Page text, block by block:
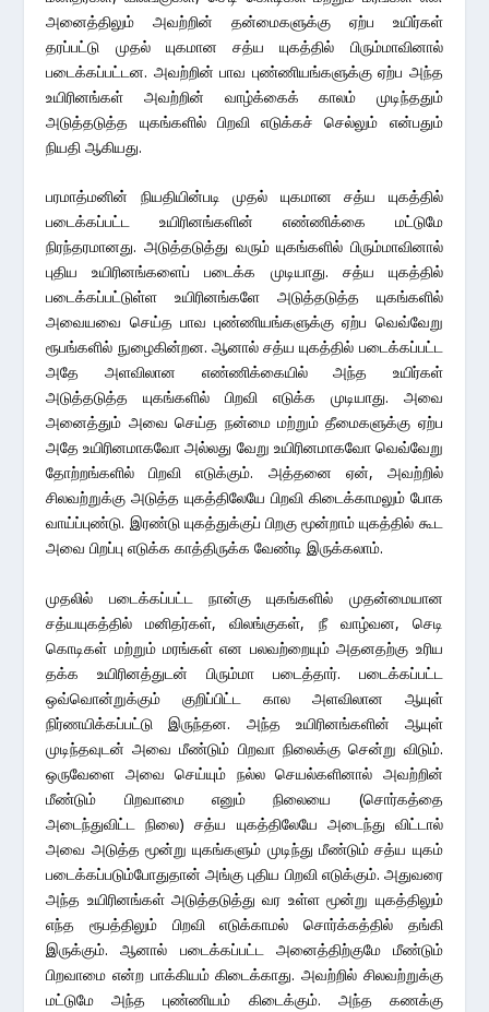
அனைத்திலும் அவற்றின் தன்மைகளுக்கு ஏற்ப உயிர்கள்
தரப்பட்டு முதல் யுகமான சத்ய யுகத்தில் பிரும்மாவினால்
படைக்கப்பட்டன. அவற்றின் பாவ புண்ணியங்களுக்கு ஏற்ப அந்த
உயிரினங்கள் அவற்றின் வாழ்க்கைக் காலம் முடிந்ததும்
அடுத்தடுத்த யுகங்களில் பிறவி எடுக்கச் செல்லும் என்பதும்
நியதி ஆகியது.
பரமாத்மனின் நியதியின்படி முதல் யுகமான சத்ய யுகத்தில்
படைக்கப்பட்ட உயிரினங்களின் எண்ணிக்கை மட்டுமே
நிரந்தரமானது. அடுத்தடுத்து வரும் யுகங்களில் பிரும்மாவினால்
புதிய உயிரினங்களைப் படைக்க முடியாது. சத்ய யுகத்தில்
படைக்கப்பட்டுள்ள உயிரினங்களே அடுத்தடுத்த யுகங்களில்
அவையவை செய்த பாவ புண்ணியங்களுக்கு ஏற்ப வெவ்வேறு
ரூபங்களில் நுழைகின்றன. ஆனால் சத்ய யுகத்தில் படைக்கப்பட்ட
அதே அளவிலான எண்ணிக்கையில் அந்த உயிர்கள்
அடுத்தடுத்த யுகங்களில் பிறவி எடுக்க முடியாது. அவை
அனைத்தும் அவை செய்த நன்மை மற்றும் தீமைகளுக்கு ஏற்ப
அதே உயிரினமாகவோ அல்லது வேறு உயிரினமாகவோ வெவ்வேறு
தோற்றங்களில் பிறவி எடுக்கும். அத்தனை ஏன், அவற்றில்
சிலவற்றுக்கு அடுத்த யுகத்திலேயே பிறவி கிடைக்காமலும் போக
வாய்ப்புண்டு. இரண்டு யுகத்துக்குப் பிறகு மூன்றாம் யுகத்தில் கூட
அவை பிறப்பு எடுக்க காத்திருக்க வேண்டி இருக்கலாம்.
முதலில் படைக்கப்பட்ட நான்கு யுகங்களில் முதன்மையான
சத்யயுகத்தில் மனிதர்கள், விலங்குகள், நீ வாழ்வன, செடி
கொடிகள் மற்றும் மரங்கள் என பலவற்றையும் அதனதற்கு உரிய
தக்க உயிரினத்துடன் பிரும்மா படைத்தார். படைக்கப்பட்ட
ஒவ்வொன்றுக்கும் குறிப்பிட்ட கால அளவிலான ஆயுள்
நிர்ணயிக்கப்பட்டு இருந்தன. அந்த உயிரினங்களின் ஆயுள்
முடிந்தவுடன் அவை மீண்டும் பிறவா நிலைக்கு சென்று விடும்.
ஒருவேளை அவை செய்யும் நல்ல செயல்களினால் அவற்றின்
மீண்டும் பிறவாமை எனும் நிலையை (சொர்கத்தை
அடைந்துவிட்ட நிலை) சத்ய யுகத்திலேயே அடைந்து விட்டால்
அவை அடுத்த மூன்று யுகங்களும் முடிந்து மீண்டும் சத்ய யுகம்
படைக்கப்படும்போதுதான் அங்கு புதிய பிறவி எடுக்கும். அதுவரை
அந்த உயிரினங்கள் அடுத்தடுத்து வர உள்ள மூன்று யுகத்திலும்
எந்த ரூபத்திலும் பிறவி எடுக்காமல் சொர்க்கத்தில் தங்கி
இருக்கும். ஆனால் படைக்கப்பட்ட அனைத்திற்குமே மீண்டும்
பிறவாமை என்ற பாக்கியம் கிடைக்காது. அவற்றில் சிலவற்றுக்கு
மட்டுமே அந்த புண்ணியம் கிடைக்கும். அந்த கணக்கு